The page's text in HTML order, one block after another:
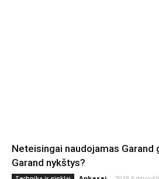
Neteisingai naudojamas Garand
Garand nykštys?